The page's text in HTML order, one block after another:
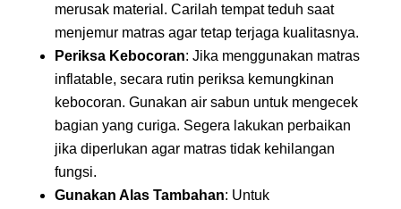
merusak material. Carilah tempat teduh saat
menjemur matras agar tetap terjaga kualitasnya.
Periksa Kebocoran: Jika menggunakan matras
inflatable, secara rutin periksa kemungkinan
kebocoran. Gunakan air sabun untuk mengecek
bagian yang curiga. Segera lakukan perbaikan
jika diperlukan agar matras tidak kehilangan
fungsi.
Gunakan Alas Tambahan: Untuk